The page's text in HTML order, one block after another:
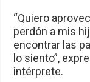
“Quiero
perdón a mis
encontrar las
lo siento”,
intérprete.